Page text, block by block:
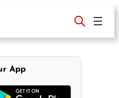
App